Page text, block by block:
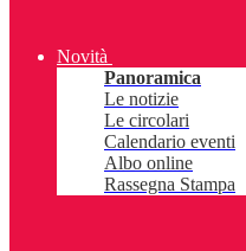
Novità
Panoramica
Le notizie
Le circolari
Calendario eventi
Albo online
Rassegna Stampa